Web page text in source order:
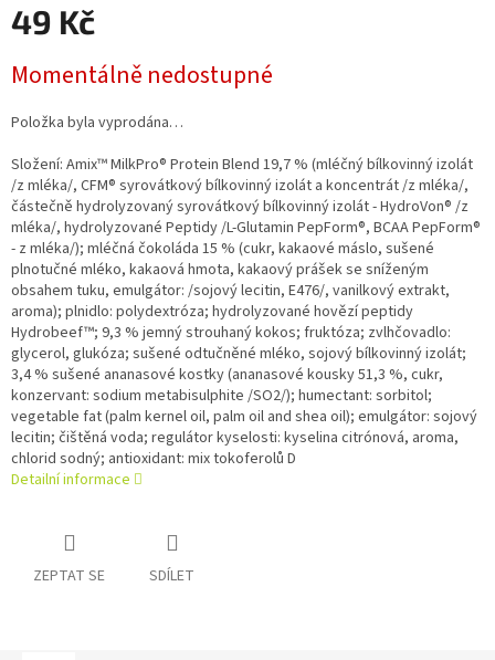
49 Kč
cena:
Momentálně nedostupné
Položka byla vyprodána…
Složení: Amix™ MilkPro® Protein Blend 19,7 % (mléčný bílkovinný izolát
/z mléka/, CFM® syrovátkový bílkovinný izolát a koncentrát /z mléka/,
částečně hydrolyzovaný syrovátkový bílkovinný izolát - HydroVon® /z
mléka/, hydrolyzované Peptidy /L-Glutamin PepForm®, BCAA PepForm®
- z mléka/); mléčná čokoláda 15 % (cukr, kakaové máslo, sušené
plnotučné mléko, kakaová hmota, kakaový prášek se sníženým
obsahem tuku, emulgátor: /sojový lecitin, E476/, vanilkový extrakt,
aroma); plnidlo: polydextróza; hydrolyzované hovězí peptidy
Hydrobeef™; 9,3 % jemný strouhaný kokos; fruktóza; zvlhčovadlo:
glycerol, glukóza; sušené odtučněné mléko, sojový bílkovinný izolát;
3,4 % sušené ananasové kostky (ananasové kousky 51,3 %, cukr,
konzervant: sodium metabisulphite /SO2/); humectant: sorbitol;
vegetable fat (palm kernel oil, palm oil and shea oil); emulgátor: sojový
lecitin; čištěná voda; regulátor kyselosti: kyselina citrónová, aroma,
chlorid sodný; antioxidant: mix tokoferolů D
Detailní informace
ZEPTAT SE SDÍLET